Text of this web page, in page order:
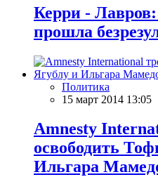
Керри -
прошла
Политика
15 март 2014 13:05
Amnesty
освободить
Ильгара